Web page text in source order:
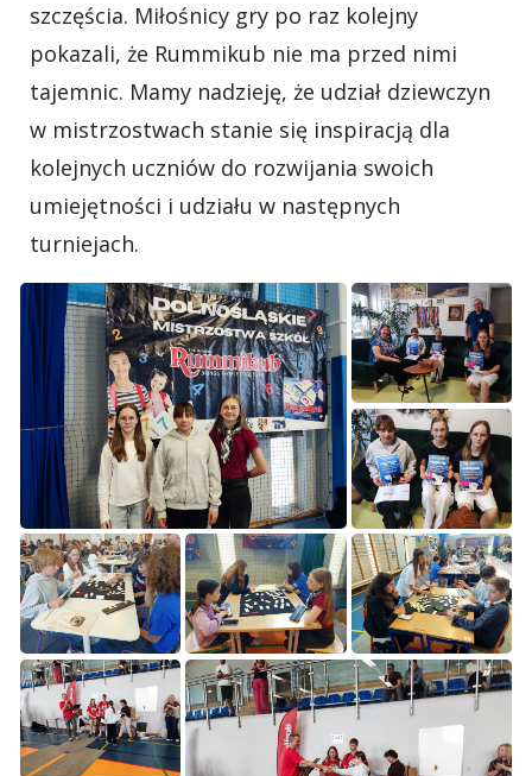
szczęścia. Miłośnicy gry po raz kolejny
pokazali, że Rummikub nie ma przed nimi
tajemnic. Mamy nadzieję, że udział dziewczyn
w mistrzostwach stanie się inspiracją dla
kolejnych uczniów do rozwijania swoich
umiejętności i udziału w następnych
turniejach.